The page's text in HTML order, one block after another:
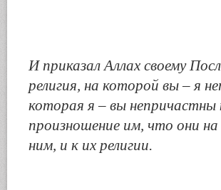
И приказал Аллах своему
религия, на которой вы – я
которая я – вы непричастны
произношение им, что они
ним, и к их религии.